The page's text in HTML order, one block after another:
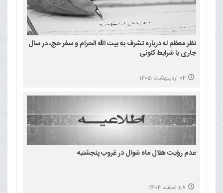
نظر معظم له درباره تشرف به بیت الله الحرام و سفر حج، در سال
جاری با شرایط کنونی
04 اردیبهشت 1405
عدم رؤیت هلال ماه شوال در غروب پنجشنبه
28 اسفند 1404